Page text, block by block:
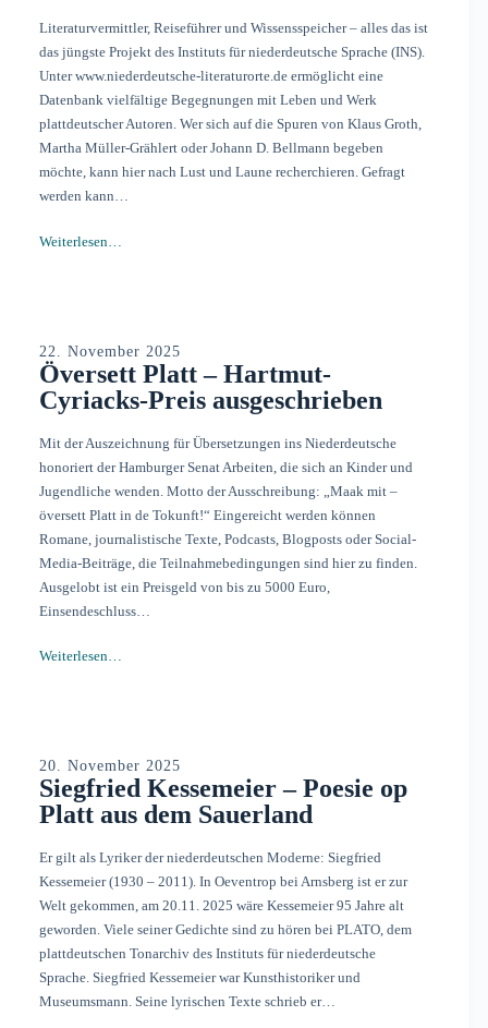
Literaturvermittler, Reiseführer und Wissensspeicher – alles das ist
das jüngste Projekt des Instituts für niederdeutsche Sprache (INS).
Unter www.niederdeutsche-literaturorte.de ermöglicht eine
Datenbank vielfältige Begegnungen mit Leben und Werk
plattdeutscher Autoren. Wer sich auf die Spuren von Klaus Groth,
Martha Müller-Grählert oder Johann D. Bellmann begeben
möchte, kann hier nach Lust und Laune recherchieren. Gefragt
werden kann…
Weiterlesen…
22. November 2025
Översett Platt – Hartmut-
Cyriacks-Preis ausgeschrieben
Mit der Auszeichnung für Übersetzungen ins Niederdeutsche
honoriert der Hamburger Senat Arbeiten, die sich an Kinder und
Jugendliche wenden. Motto der Ausschreibung: „Maak mit –
översett Platt in de Tokunft!“ Eingereicht werden können
Romane, journalistische Texte, Podcasts, Blogposts oder Social-
Media-Beiträge, die Teilnahmebedingungen sind hier zu finden.
Ausgelobt ist ein Preisgeld von bis zu 5000 Euro,
Einsendeschluss…
Weiterlesen…
20. November 2025
Siegfried Kessemeier – Poesie op
Platt aus dem Sauerland
Er gilt als Lyriker der niederdeutschen Moderne: Siegfried
Kessemeier (1930 – 2011). In Oeventrop bei Arnsberg ist er zur
Welt gekommen, am 20.11. 2025 wäre Kessemeier 95 Jahre alt
geworden. Viele seiner Gedichte sind zu hören bei PLATO, dem
plattdeutschen Tonarchiv des Instituts für niederdeutsche
Sprache. Siegfried Kessemeier war Kunsthistoriker und
Museumsmann. Seine lyrischen Texte schrieb er…